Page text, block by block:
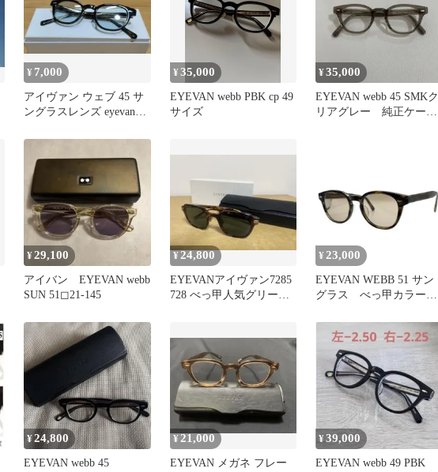
¥ 7,000
アイヴァン ウェブ 45 サ
ングラスレンズ eyevan
¥35,000
EYEVAN webb PBK cp 49
サイズ
¥35,000
EYEVAN webb 45 SMKク
リアグレー 純正ケース
¥29,100
アイバン EYEVAN webb
SUN 51◻︎21-145
¥ 24,800
EYEVANアイヴァン7285
728 べっ甲人気グリーン
¥ 23,000
EYEVAN WEBB 51 サン
グラス べっ甲カラー
¥24,800
EYEVAN webb 45
¥21,000
EYEVAN メガネ フレー
¥39,000
EYEVAN webb 49 PBK